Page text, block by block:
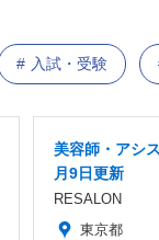
入試・受験
美容師・アシ
月9日更新
RESALON
東京都